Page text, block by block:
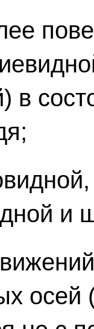
в
осей